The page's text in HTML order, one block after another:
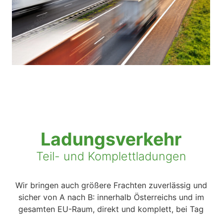
Ladungsverkehr
Teil- und Komplettladungen
Wir bringen auch größere Frachten zuverlässig und
sicher von A nach B: innerhalb Österreichs und im
gesamten EU-Raum, direkt und komplett, bei Tag